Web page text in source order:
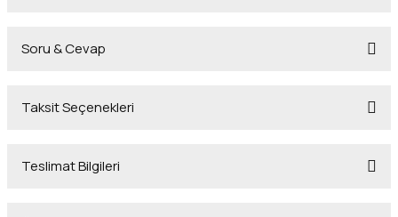
Soru & Cevap
Taksit Seçenekleri
Teslimat Bilgileri